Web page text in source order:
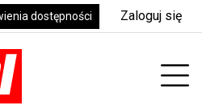
dostępności Zaloguj się